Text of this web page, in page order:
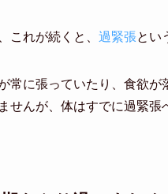
これが続くと、 過緊張とい
常に張っていたり、食欲
せんが、体はすでに過緊張